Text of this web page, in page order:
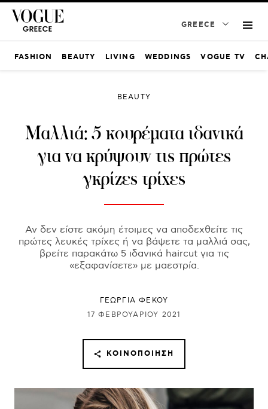
GREECE
FASHION BEAUTY LIVING WEDDINGS VOGUE TV
BEAUTY
Μαλλιά: 5 κουρέματα ιδανικά
για να κρύψουν τις πρώτες
γκρίζες τρίχες
Αν δεν είστε ακόμη έτοιμες να αποδεχθείτε τις
πρώτες λευκές τρίχες ή να βάψετε τα μαλλιά σας,
βρείτε παρακάτω 5 ιδανικά haircut για τις
«εξαφανίσετε» με μαεστρία.
ΓΕΩΡΓΙΑ ΦΕΚΟΥ
17 ΦΕΒΡΟΥΑΡΊΟΥ 2021
ΚΟΙΝΟΠΟΊΗΣΗ